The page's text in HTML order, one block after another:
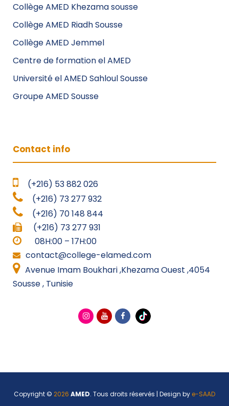
Collège AMED Khezama sousse
Collège AMED Riadh Sousse
Collège AMED Jemmel
Centre de formation el AMED
Université el AMED Sahloul Sousse
Groupe AMED Sousse
Contact info
(+216) 53 882 026
(+216) 73 277 932
(+216) 70 148 844
(+216) 73 277 931
08H:00 – 17H:00
contact@college-elamed.com
Avenue Imam Boukhari ,Khezama Ouest ,4054
Sousse , Tunisie
Copyright © 2026 AMED. Tous droits réservés | Design by e-SAAD